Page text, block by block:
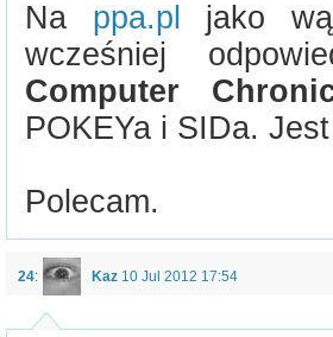
Na ppa.pl
jako
wcześniej
Computer
POKEYa i SIDa.
Polecam.
24: Kaz 10 Jul 2012 17:54